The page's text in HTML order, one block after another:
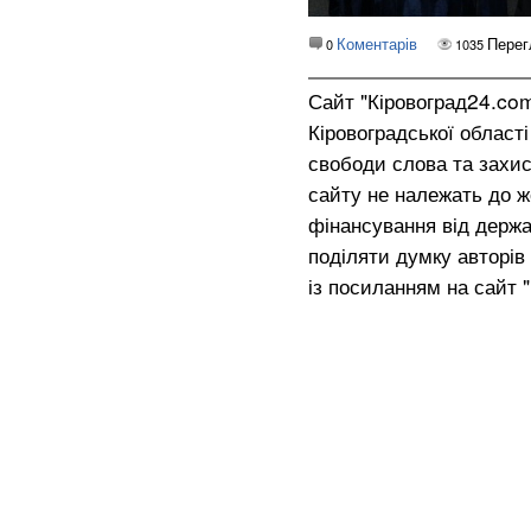
0 Коментарів 1035
Сайт
Кіровоградської
свободи слова та
сайту не належать до
фінансування від
поділяти думку
із посиланням на сайт